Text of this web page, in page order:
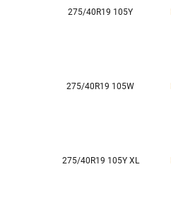
275/40R19 105Y
275/40R19 105W
275/40R19 105Y XL